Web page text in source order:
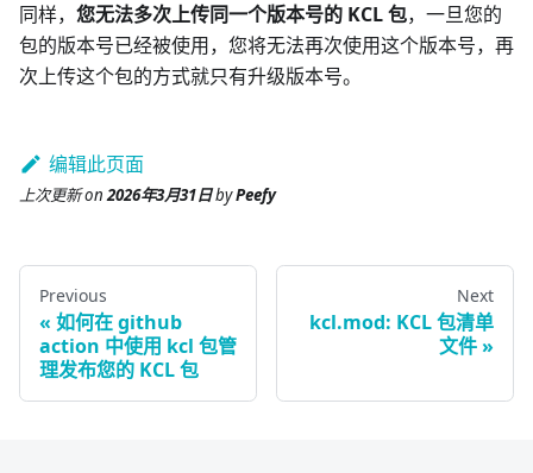
同样， 您无法多次上传同一个版本号的 KCL 包，一旦您的
包的版本号已经被使用，您将无法再次使用这个版本号，再
次上传这个包的方式就只有升级版本号。
编辑此页面
上次更新on2026年3月31日byPeefy
Previous
如何在 github
action 中使用 kcl 包管
理发布您的 KCL 包
Next
kcl.mod: KCL 包清单
文件